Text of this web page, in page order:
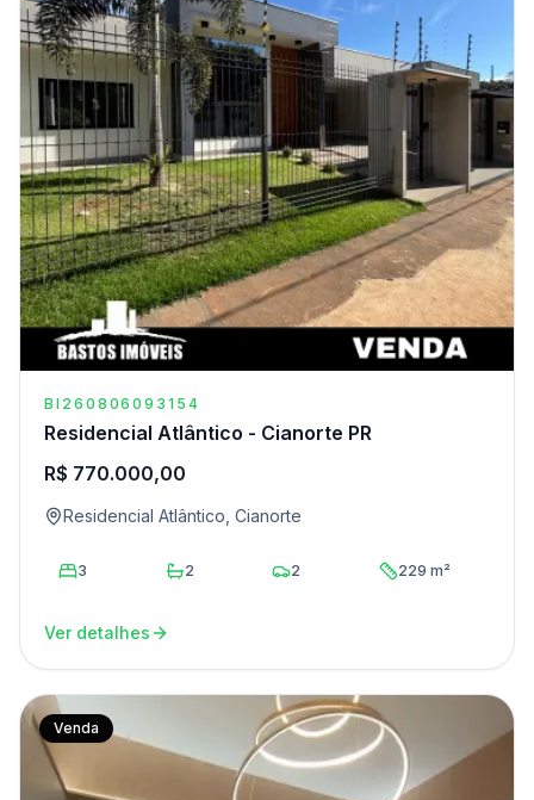
BI260806093154
Residencial Atlântico - Cianorte PR
R$ 770.000,00
Residencial Atlântico, Cianorte
3 2 2 229 m²
Ver detalhes
Venda